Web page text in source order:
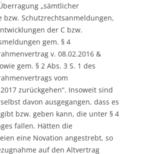
„sämtlicher
bzw. Schutzrechtsanmeldungen,
der C bzw.
gem. § 4
v. 08.02.2016 &
gem. § 2 Abs. 3 S. 1 des
vom
zurückgehen“. Insoweit sind
davon ausgegangen, dass es
bzw. geben kann, die unter § 4
fallen. Hätten die
eine Novation angestrebt, so
auf den Altvertrag